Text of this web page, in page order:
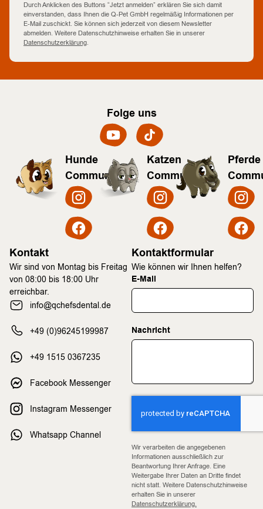
Durch Anklicken des Buttons “Jetzt anmelden” erklären Sie sich damit
einverstanden, dass Ihnen die Q-Pet GmbH regelmäßig Informationen per
E-Mail zuschickt. Sie können sich jederzeit von diesem Newsletter
abmelden. Weitere Datenschutzhinweise erhalten Sie in unserer
Datenschutzerklärung.
Folge uns
Hunde
Community
Katzen
Community
Pferde
Kontakt
Wir sind von Montag bis Freitag
von 08:00 bis 18:00 Uhr
erreichbar.
info@qchefsdental.de
+49 (0)96245199987
+49 1515 0367235
Facebook Messenger
Instagram Messenger
Whatsapp Channel
Kontaktformular
Wie können wir Ihnen helfen?
E-Mail
Nachricht
Wir verarbeiten die angegebenen
Informationen ausschließlich zur
Beantwortung Ihrer Anfrage. Eine
Weitergabe Ihrer Daten an Dritte findet
nicht statt. Weitere Datenschutzhinweise
erhalten Sie in unserer
Datenschutzerklärung.